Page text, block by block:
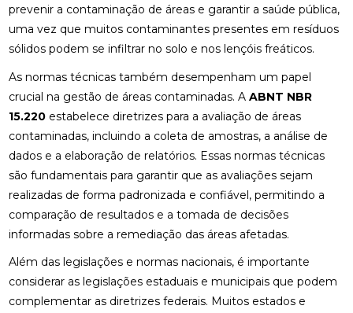
prevenir a contaminação de áreas e garantir a saúde pública,
uma vez que muitos contaminantes presentes em resíduos
sólidos podem se infiltrar no solo e nos lençóis freáticos.
As normas técnicas também desempenham um papel
crucial na gestão de áreas contaminadas. A ABNT NBR
15.220estabelece diretrizes para a avaliação de áreas
contaminadas, incluindo a coleta de amostras, a análise de
dados e a elaboração de relatórios. Essas normas técnicas
são fundamentais para garantir que as avaliações sejam
realizadas de forma padronizada e confiável, permitindo a
comparação de resultados e a tomada de decisões
informadas sobre a remediação das áreas afetadas.
Além das legislações e normas nacionais, é importante
considerar as legislações estaduais e municipais que podem
complementar as diretrizes federais. Muitos estados e